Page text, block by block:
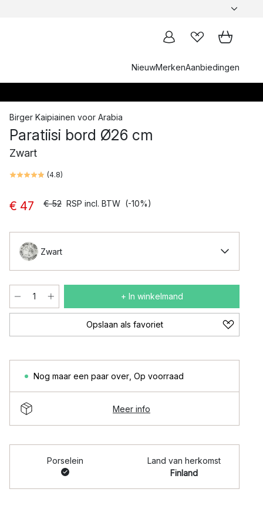
NieuwMerkenAanbiedingen
Birger Kaipiainen voor Arabia
Paratiisi bord Ø26 cm
Zwart
(4.8)
€ 47 € 52 RSP incl. BTW (-10%)
Zwart
+ In winkelmand
Opslaan als favoriet
Nog maar een paar over Op voorraad
Meer info
Porselein
Land van herkomst
Finland